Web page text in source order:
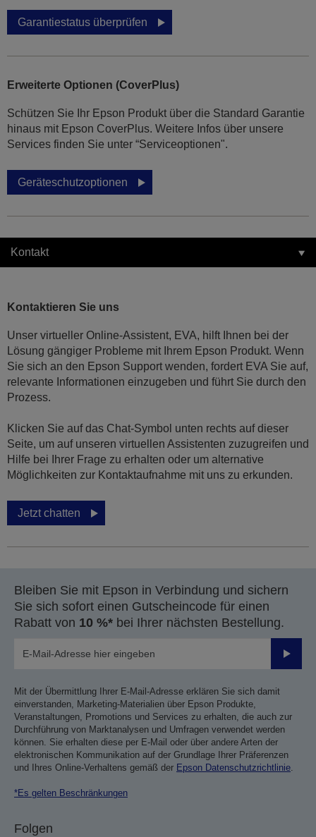
Garantiestatus überprüfen
Erweiterte Optionen (CoverPlus)
Schützen Sie Ihr Epson Produkt über die Standard Garantie
hinaus mit Epson CoverPlus. Weitere Infos über unsere
Services finden Sie unter “Serviceoptionen".
Geräteschutzoptionen
Kontakt
Kontaktieren Sie uns
Unser virtueller Online-Assistent, EVA, hilft Ihnen bei der
Lösung gängiger Probleme mit Ihrem Epson Produkt. Wenn
Sie sich an den Epson Support wenden, fordert EVA Sie auf,
relevante Informationen einzugeben und führt Sie durch den
Prozess.
Klicken Sie auf das Chat-Symbol unten rechts auf dieser
Seite, um auf unseren virtuellen Assistenten zuzugreifen und
Hilfe bei Ihrer Frage zu erhalten oder um alternative
Möglichkeiten zur Kontaktaufnahme mit uns zu erkunden.
Jetzt chatten
Bleiben Sie mit Epson in Verbindung und sichern
Sie sich sofort einen Gutscheincode für einen
Rabatt von 10 %* bei Ihrer nächsten Bestellung.
Mit der Übermittlung Ihrer E-Mail-Adresse erklären Sie sich damit
einverstanden, Marketing-Materialien über Epson Produkte,
Veranstaltungen, Promotions und Services zu erhalten, die auch zur
Durchführung von Marktanalysen und Umfragen verwendet werden
können. Sie erhalten diese per E-Mail oder über andere Arten der
elektronischen Kommunikation auf der Grundlage Ihrer Präferenzen
und Ihres Online-Verhaltens gemäß der Epson Datenschutzrichtlinie.
*Es gelten Beschränkungen
Folgen